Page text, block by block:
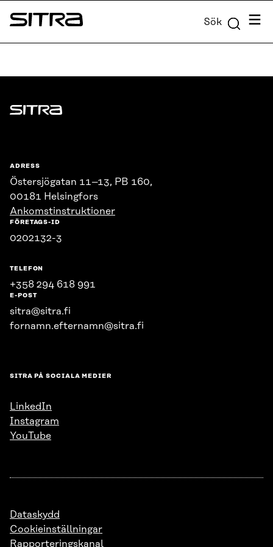
Skip to
content
Sitra Sök Meny
Sitra
ADRESS
Östersjögatan 11–13, PB 160,
00181 Helsingfors
Ankomstinstruktioner
FÖRETAGS-ID
0202132-3
TELEFON
+358 294 618 991
E-POST
sitra@sitra.fi
fornamn.efternamn@sitra.fi
SITRA PÅ SOCIALA MEDIER
LinkedIn
Instagram
YouTube
Dataskydd
Cookieinställningar
Rapporteringskanal